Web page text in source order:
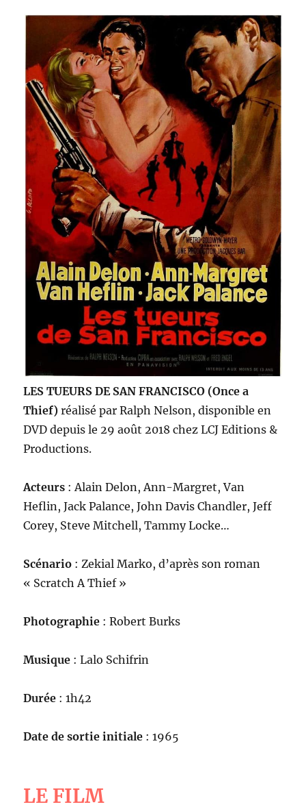
LES TUEURS DE SAN FRANCISCO (Once a
Thief)réalisé par Ralph Nelson, disponible en
DVD depuis le 29 août 2018 chez LCJ Editions &
Productions.
Acteurs : Alain Delon, Ann-Margret, Van
Heflin, Jack Palance, John Davis Chandler, Jeff
Corey, Steve Mitchell, Tammy Locke…
Scénario : Zekial Marko, d’après son roman
« Scratch A Thief »
Photographie : Robert Burks
Musique : Lalo Schifrin
Durée : 1h42
Date de sortie initiale : 1965
LE FILM